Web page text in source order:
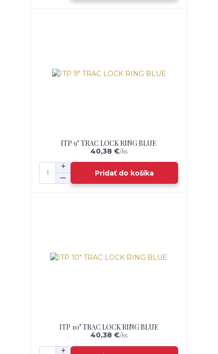
ITP 9" TRAC LOCK RING BLUE
40,38 €/ks
Pridať do košíka
ITP 10" TRAC LOCK RING BLUE
40,38 €/ks